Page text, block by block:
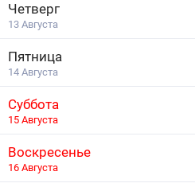
Четверг
13 Августа
Пятница
14 Августа
Суббота
15 Августа
Воскресенье
16 Августа